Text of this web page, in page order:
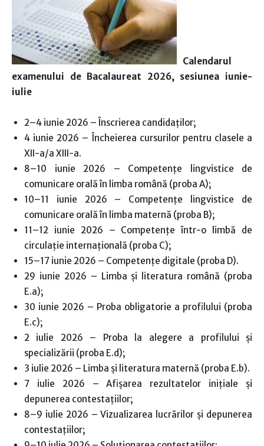
Calendarul
examenului de Bacalaureat 2026, sesiunea iunie-
iulie
2–4 iunie 2026 – Înscrierea candidaților;
4 iunie 2026 – Încheierea cursurilor pentru clasele a
XII-a/a XIII-a.
8–10 iunie 2026 – Competențe lingvistice de
comunicare orală în limba română (proba A);
10–11 iunie 2026 – Competențe lingvistice de
comunicare orală în limba maternă (proba B);
11–12 iunie 2026 – Competențe într-o limbă de
circulație internațională (proba C);
15–17 iunie 2026 – Competențe digitale (proba D).
29 iunie 2026 – Limba și literatura română (proba
E.a);
30 iunie 2026 – Proba obligatorie a profilului (proba
E.c);
2 iulie 2026 – Proba la alegere a profilului și
specializării (proba E.d);
3 iulie 2026 – Limba și literatura maternă (proba E.b).
7 iulie 2026 – Afișarea rezultatelor inițiale și
depunerea contestațiilor;
8–9 iulie 2026 – Vizualizarea lucrărilor și depunerea
contestațiilor;